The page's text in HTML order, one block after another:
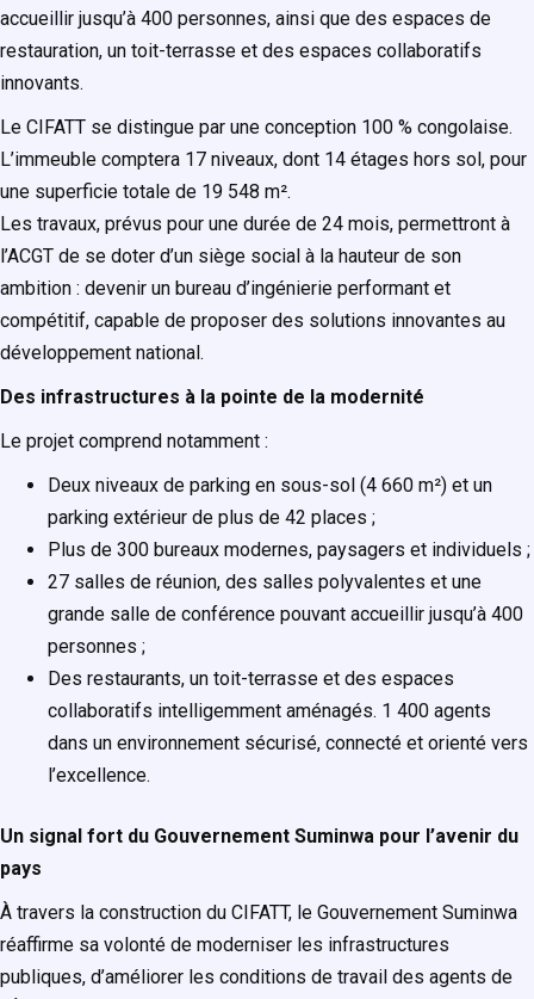
accueillir jusqu’à 400 personnes, ainsi que des espaces de
restauration, un toit-terrasse et des espaces collaboratifs
innovants.
Le CIFATT se distingue par une conception 100 % congolaise.
L’immeuble comptera 17 niveaux, dont 14 étages hors sol, pour
une superficie totale de 19 548 m².
Les travaux, prévus pour une durée de 24 mois, permettront à
l’ACGT de se doter d’un siège social à la hauteur de son
ambition : devenir un bureau d’ingénierie performant et
compétitif, capable de proposer des solutions innovantes au
développement national.
Des infrastructures à la pointe de la modernité
Le projet comprend notamment :
Deux niveaux de parking en sous-sol (4 660 m²) et un
parking extérieur de plus de 42 places ;
Plus de 300 bureaux modernes, paysagers et individuels ;
27 salles de réunion, des salles polyvalentes et une
grande salle de conférence pouvant accueillir jusqu’à 400
personnes ;
Des restaurants, un toit-terrasse et des espaces
collaboratifs intelligemment aménagés. 1 400 agents
dans un environnement sécurisé, connecté et orienté vers
l’excellence.
Un signal fort du Gouvernement Suminwa pour l’avenir du
pays
À travers la construction du CIFATT, le Gouvernement Suminwa
réaffirme sa volonté de moderniser les infrastructures
publiques, d’améliorer les conditions de travail des agents de